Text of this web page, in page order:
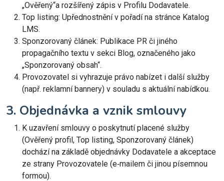
„Ověřený“a rozšířený zápis v Profilu Dodavatele.
Top listing: Upřednostnění v pořadí na stránce Katalog
LMS.
Sponzorovaný článek: Publikace PR či jiného
propagačního textu v sekci Blog, označeného jako
„Sponzorovaný obsah“.
Provozovatel si vyhrazuje právo nabízet i další služby
(např. reklamní bannery) v souladu s aktuální nabídkou.
3. Objednávka a vznik smlouvy
K uzavření smlouvy o poskytnutí placené služby
(Ověřený profil, Top listing, Sponzorovaný článek)
dochází na základě objednávky Dodavatele a akceptace
ze strany Provozovatele (e‑mailem či jinou písemnou
formou).